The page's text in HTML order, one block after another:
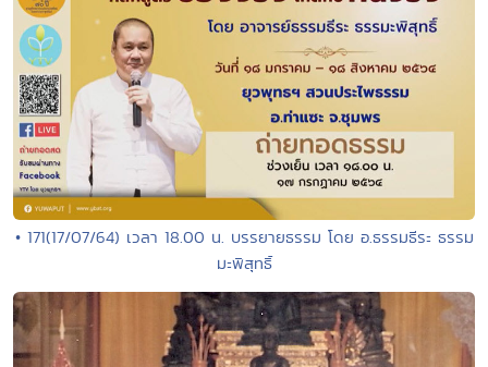
• 171(17/07/64) เวลา 18.00 น. บรรยายธรรม โดย อ.ธรรมธีระ ธรรม
มะพิสุทธิ์